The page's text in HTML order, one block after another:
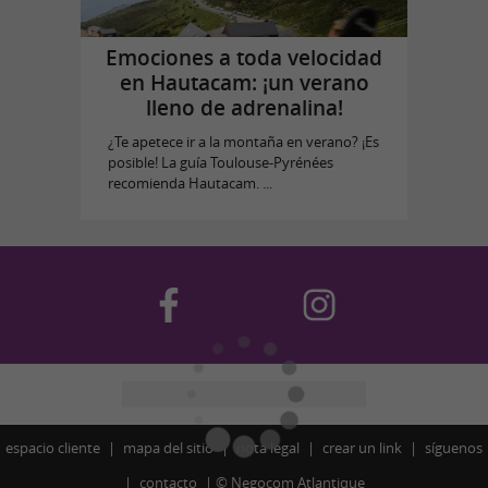
Emociones a toda velocidad
en Hautacam: ¡un verano
lleno de adrenalina!
¿Te apetece ir a la montaña en verano? ¡Es
posible! La guía Toulouse-Pyrénées
recomienda Hautacam. ...
espacio cliente mapa del sitio nota legal crear un link
síguenos
contacto
© Negocom Atlantique